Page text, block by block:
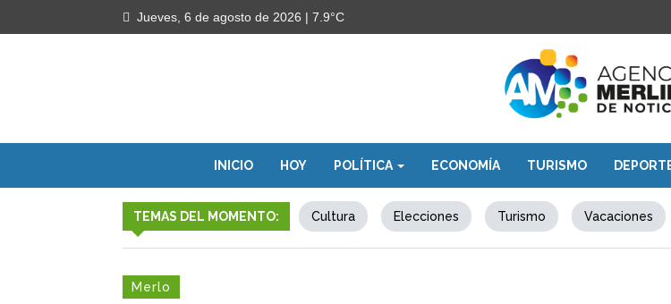
Jueves, 6 de agosto de 2026 | 7.9°C
INICIO HOY POLÍTICA ECONOMÍA TURISMO
TEMAS DEL MOMENTO: Cultura Elecciones Turismo Vacaciones
Merlo